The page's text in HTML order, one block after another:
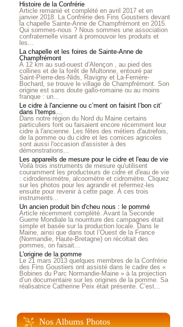
Histoire de la Confrérie
Article remanié et complété en avril 2017 et en
janvier 2018. La Confrérie des Fins Goustiers devant
la chapelle Sainte-Anne de Champfrémont en 2015.
Qui sommes-nous ? Nous sommes une association
confraternelle visant à promouvoir les produits et
les...
La chapelle et les foires de Sainte-Anne de
Champfrémont
À 12 km au sud-ouest d’Alençon , au pied des
collines et de la forêt de Multonne, entouré par
Saint-Pierre-des-Nids, Ravigny et La-Ferrière-
Bochard, se trouve le village de Champfrémont. Son
origine est sans doute gallo-romaine ou au moins
franque : un...
Le cidre à l'ancienne ou c’ment on faisint l’bon cit’
dans l’temps…
Dans notre région du Nord du Maine certains
particuliers font ou faisaient encore récemment leur
cidre à l'ancienne. Les fêtes des métiers d'autrefois,
de la pomme ou du cidre et les comices agricoles
sont aussi l'occasion d'assister à des
démonstrations...
Les appareils de mesure pour le cidre et l'eau de vie
Voilà trois instruments de mesure qu'utilisent
couramment les producteurs de cidre et d'eau de vie
: cidrodensimètre, alcoomètre et cidromètre. Cliquez
sur les photos pour les agrandir et refermez-les
ensuite pour revenir à cette page. À ces trois
instruments...
Un ancien produit bin d'cheu nous : le pommé
Article récemment complété. Avant la Seconde
Guerre Mondiale la nourriture des campagnes était
simple et basée sur la production locale. Dans le
Maine, ainsi que dans tout l’Ouest de la France
(Normandie, Haute-Bretagne) on récoltait des
pommes, on faisait...
L'origine de la pomme
Le 21 mars 2013 quelques membres de la Confrérie
des Fins Goustiers ont assisté dans le cadre des «
Bobines du Parc Normandie-Maine » à la projection
d’un documentaire sur les origines de la pomme. Sa
réalisatrice Catherine Peix était présente. C’est...
Nos Albums Photos